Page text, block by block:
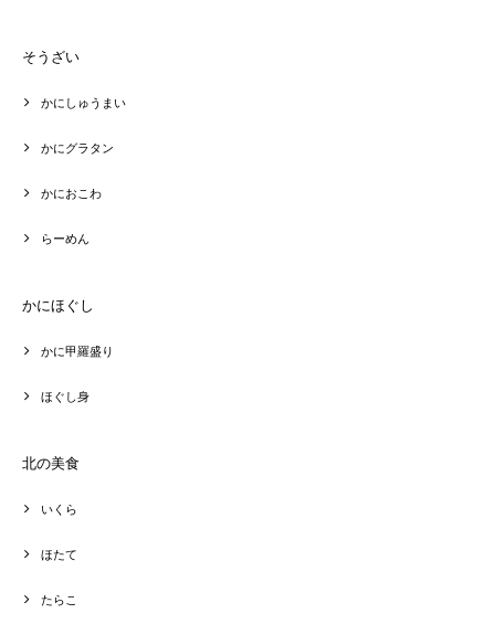
そうざい
かにしゅうまい
かにグラタン
かにおこわ
らーめん
かにほぐし
かに甲羅盛り
ほぐし身
北の美食
いくら
ほたて
たらこ